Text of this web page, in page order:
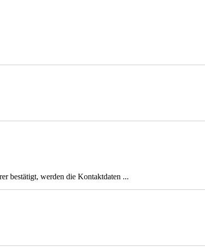
bestätigt, werden die Kontaktdaten ...